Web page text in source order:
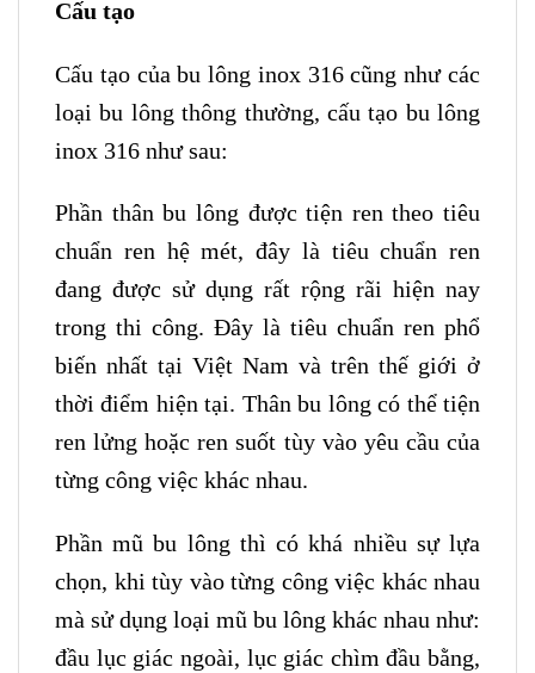
Cấu tạo
Cấu tạo của bu lông inox 316 cũng như các
loại bu lông thông thường, cấu tạo bu lông
inox 316 như sau:
Phần thân bu lông được tiện ren theo tiêu
chuẩn ren hệ mét, đây là tiêu chuẩn ren
đang được sử dụng rất rộng rãi hiện nay
trong thi công. Đây là tiêu chuẩn ren phổ
biến nhất tại Việt Nam và trên thế giới ở
thời điểm hiện tại. Thân bu lông có thể tiện
ren lửng hoặc ren suốt tùy vào yêu cầu của
từng công việc khác nhau.
Phần mũ bu lông thì có khá nhiều sự lựa
chọn, khi tùy vào từng công việc khác nhau
mà sử dụng loại mũ bu lông khác nhau như:
đầu lục giác ngoài, lục giác chìm đầu bằng,